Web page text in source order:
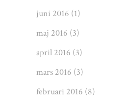
juni 2016 (1)
maj 2016 (3)
april 2016 (3)
mars 2016 (3)
februari 2016 (8)